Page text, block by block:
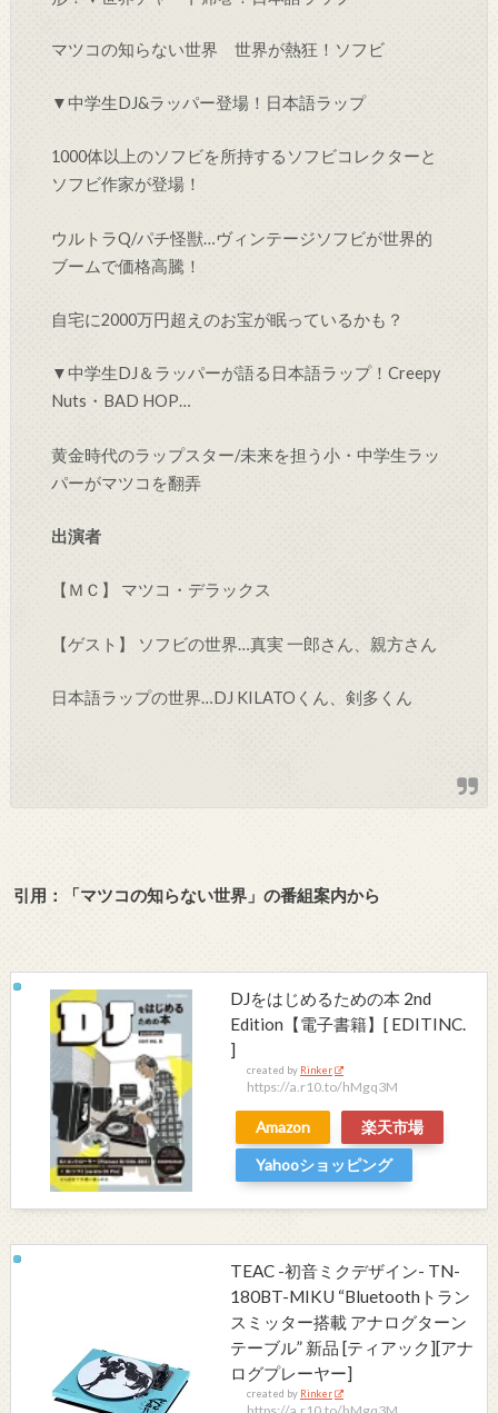
マツコの知らない世界 世界が熱狂！ソフビ
▼中学生DJ&ラッパー登場！日本語ラップ
1000体以上のソフビを所持するソフビコレクターと
ソフビ作家が登場！
ウルトラQ/パチ怪獣…ヴィンテージソフビが世界的
ブームで価格高騰！
自宅に2000万円超えのお宝が眠っているかも？
▼中学生DJ＆ラッパーが語る日本語ラップ！Creepy
Nuts・BAD HOP…
黄金時代のラップスター/未来を担う小・中学生ラッ
パーがマツコを翻弄
出演者
【ＭＣ】 マツコ・デラックス
【ゲスト】 ソフビの世界…真実 一郎さん、親方さん
日本語ラップの世界…DJ KILATOくん、剣多くん
引用：「マツコの知らない世界」の番組案内から
DJをはじめるための本 2nd
Edition【電子書籍】[ EDITINC.
]
created by Rinker
https://a.r10.to/hMgq3M
Amazon
楽天市場
Yahooショッピング
TEAC -初音ミクデザイン- TN-
180BT-MIKU “Bluetoothトラン
スミッター搭載 アナログターン
テーブル” 新品 [ティアック][アナ
ログプレーヤー]
created by Rinker